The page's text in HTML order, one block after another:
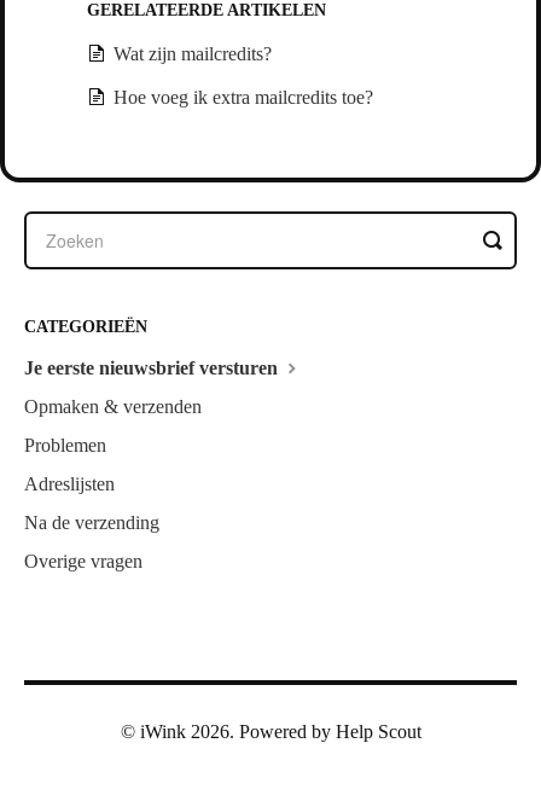
GERELATEERDE ARTIKELEN
Wat zijn mailcredits?
Hoe voeg ik extra mailcredits toe?
CATEGORIEËN
Je eerste nieuwsbrief versturen
Opmaken & verzenden
Problemen
Adreslijsten
Na de verzending
Overige vragen
© iWink2026. Powered by Help Scout